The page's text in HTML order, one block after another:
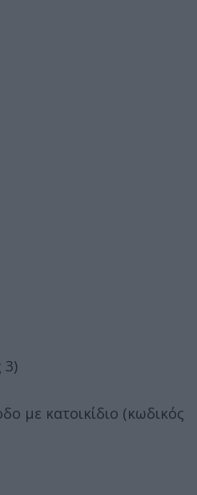
3)
με κατοικίδιο (κωδικός